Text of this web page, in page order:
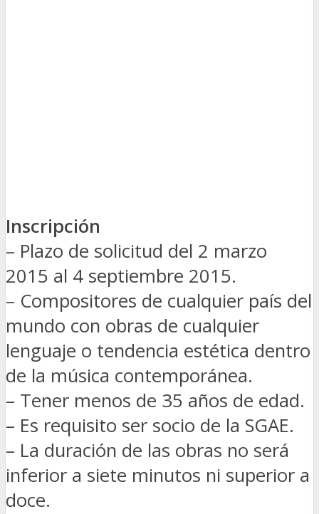
Inscripción
– Plazo de solicitud del 2 marzo
2015 al 4 septiembre 2015.
– Compositores de cualquier país del
mundo con obras de cualquier
lenguaje o tendencia estética dentro
de la música contemporánea.
– Tener menos de 35 años de edad.
– Es requisito ser socio de la SGAE.
– La duración de las obras no será
inferior a siete minutos ni superior a
doce.